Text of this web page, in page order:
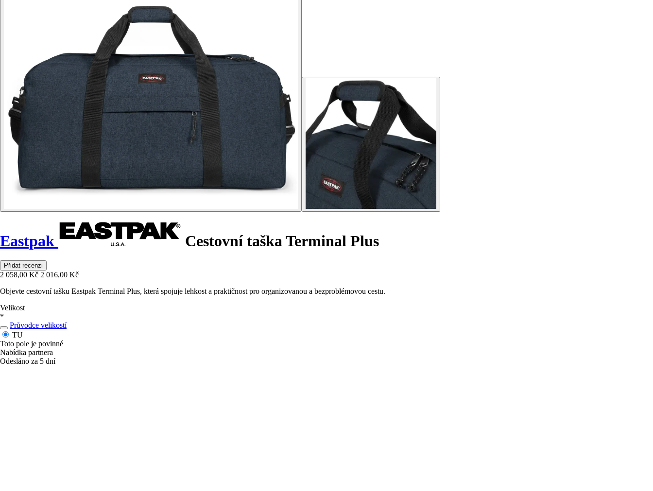
Eastpak Cestovní taška Terminal Plus
Přidat recenzi
2 058,00 Kč 2 016,00 Kč
Objevte cestovní tašku Eastpak Terminal Plus, která spojuje lehkost a praktičnost pro organizovanou a bezproblémovou cestu.
Velikost
*
Průvodce velikostí
TU
Toto pole je povinné
Nabídka partnera
Odesláno za 5 dní